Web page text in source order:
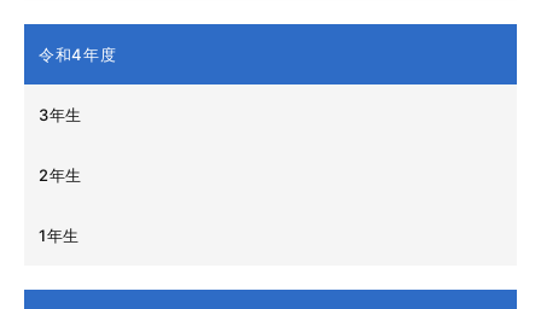
令和4年度
3年生
2年生
1年生